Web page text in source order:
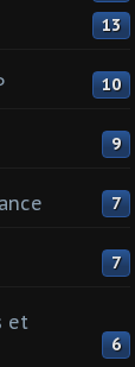
13
10
9
7
7
et
6